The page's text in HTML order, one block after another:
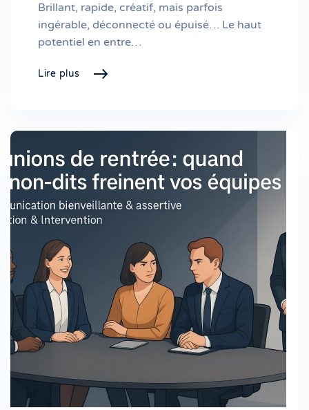
Brillant, rapide, créatif, mais parfois
ingérable, déconnecté ou épuisé… Le haut
potentiel en entre…
Lire plus